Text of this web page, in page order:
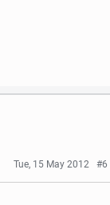
Tue, 15 May 2012 #6